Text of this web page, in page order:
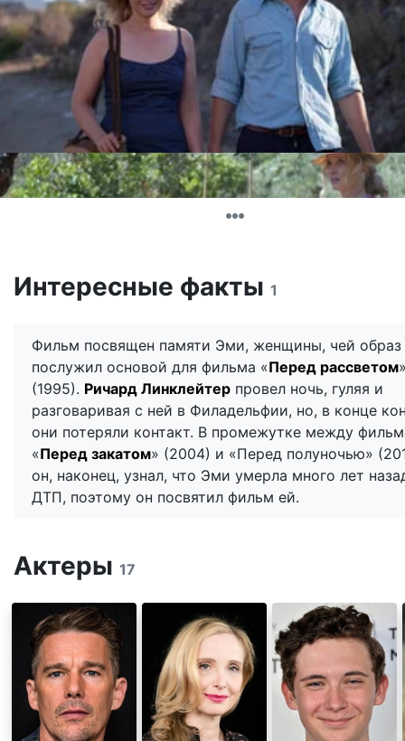
Интересные факты 1
Фильм посвящен памяти Эми, женщины, чей образ
послужил основой для фильма «Перед рассветом
(1995). Ричард Линклейтер провел ночь, гуляя и
разговаривая с ней в Филадельфии, но, в конце
они потеряли контакт. В промежутке между
«Перед закатом» (2004) и «Перед полуночью»
он, наконец, узнал, что Эми умерла много лет
ДТП, поэтому он посвятил фильм ей.
Актеры 17